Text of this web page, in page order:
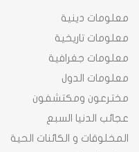
معلومات دينية
معلومات تاريخية
معلومات جغرافية
معلومات الدول
مخترعون ومكتشفون
عجائب الدنيا السبع
المخلوقات و الكائنات الحية